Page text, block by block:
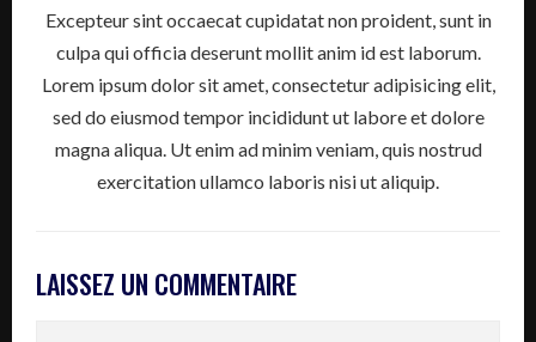
Excepteur sint occaecat cupidatat non proident, sunt in
culpa qui officia deserunt mollit anim id est laborum.
Lorem ipsum dolor sit amet, consectetur adipisicing elit,
sed do eiusmod tempor incididunt ut labore et dolore
magna aliqua. Ut enim ad minim veniam, quis nostrud
exercitation ullamco laboris nisi ut aliquip.
LAISSEZ UN COMMENTAIRE